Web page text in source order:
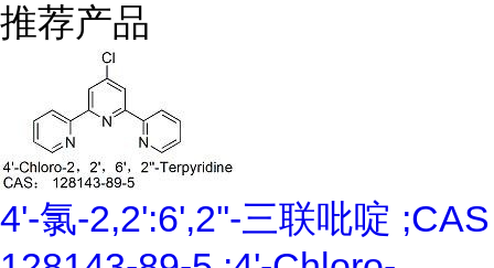
推荐产品
4'-氯-2,2':6',2''-三联吡啶 ;CAS